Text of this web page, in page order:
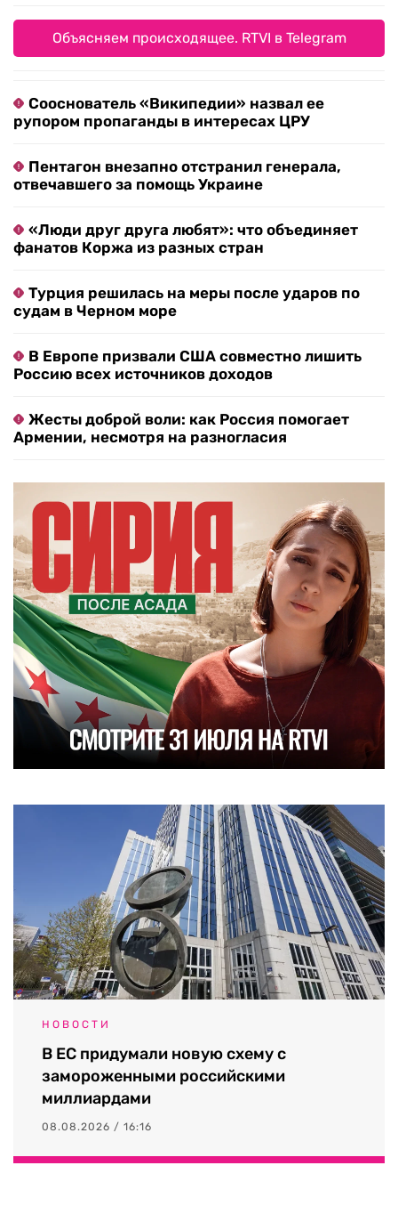
Объясняем происходящее. RTVI в Telegram
Сооснователь «Википедии» назвал ее
рупором пропаганды в интересах ЦРУ
Пентагон внезапно отстранил генерала,
отвечавшего за помощь Украине
«Люди друг друга любят»: что объединяет
фанатов Коржа из разных стран
Турция решилась на меры после ударов по
судам в Черном море
В Европе призвали США совместно лишить
Россию всех источников доходов
Жесты доброй воли: как Россия помогает
Армении, несмотря на разногласия
НОВОСТИ
В ЕС придумали новую схему с
замороженными российскими
миллиардами
08.08.2026 / 16:16